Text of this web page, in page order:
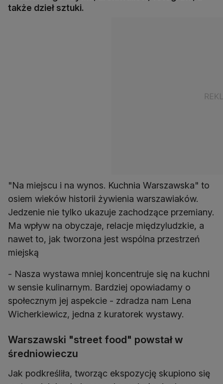
także dzieł sztuki.
"Na miejscu i na wynos. Kuchnia Warszawska" to
osiem wieków historii żywienia warszawiaków.
Jedzenie nie tylko ukazuje zachodzące przemiany.
Ma wpływ na obyczaje, relacje międzyludzkie, a
nawet to, jak tworzona jest wspólna przestrzeń
miejską
- Nasza wystawa mniej koncentruje się na kuchni
w sensie kulinarnym. Bardziej opowiadamy o
społecznym jej aspekcie - zdradza nam Lena
Wicherkiewicz, jedna z kuratorek wystawy.
Warszawski "street food" powstał w
średniowieczu
Jak podkreśliła, tworząc ekspozycję skupiono się